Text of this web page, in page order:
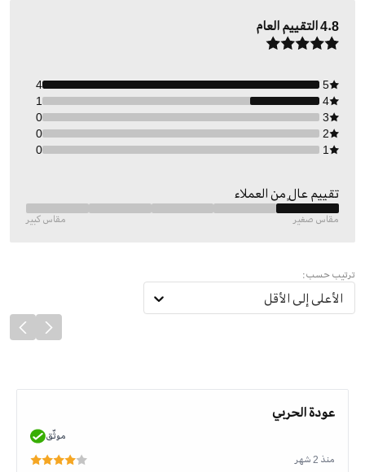
4.8التقييم العام
5
4
4
1
3
0
2
0
1
0
تقييم عالٍ من العملاء
مقاس صغير مقاس كبير
ترتيب حسب:
الأعلى إلى الأقل
عودة الحربي
موثّق
منذ 2 شهر